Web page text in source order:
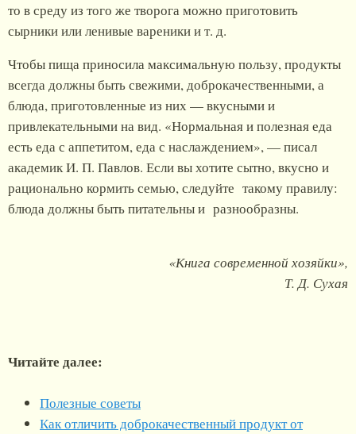
то в среду из того же творога можно приготовить
сырники или ленивые вареники и т. д.
Чтобы пища приносила максимальную пользу, продукты
всегда должны быть свежими, доброкачественными, а
блюда, приготовленные из них — вкусными и
привлекательными на вид. «Нормальная и полезная еда
есть еда с аппетитом, еда с наслаждением», — писал
академик И. П. Павлов. Если вы хотите сытно, вкусно и
рационально кормить семью, следуйте такому правилу:
блюда должны быть питательны и разнообразны.
«Книга современной хозяйки»,
Т. Д. Сухая
Читайте далее:
Полезные советы
Как отличить доброкачественный продукт от